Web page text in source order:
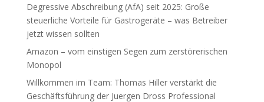
Degressive Abschreibung (AfA) seit 2025: Große
steuerliche Vorteile für Gastrogeräte – was Betreiber
jetzt wissen sollten
Amazon – vom einstigen Segen zum zerstörerischen
Monopol
Willkommen im Team: Thomas Hiller verstärkt die
Geschäftsführung der Juergen Dross Professional